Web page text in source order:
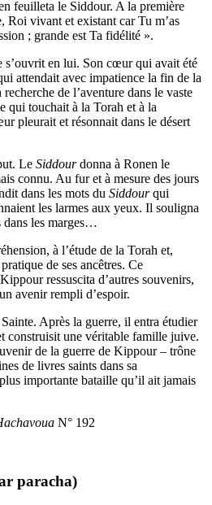
feuilleta le Siddour. A la première
Roi vivant et existant car Tu m’as
; grande est Ta fidélité ».
s’ouvrit en lui. Son cœur qui avait été
attendait avec impatience la fin de la
de l’aventure dans le vaste
qui touchait à la Torah et à la
pleurait et résonnait dans le désert
Le Siddourdonna à Ronen le
connu. Au fur et à mesure des jours
dans les mots du Siddourqui
les larmes aux yeux. Il souligna
dans les marges…
à l’étude de la Torah et,
de ses ancêtres. Ce
ressuscita d’autres souvenirs,
avenir rempli d’espoir.
Après la guerre, il entra étudier
construisit une véritable famille juive.
de la guerre de Kippour – trône
de livres saints dans sa
importante bataille qu’il ait jamais
N° 192
paracha)